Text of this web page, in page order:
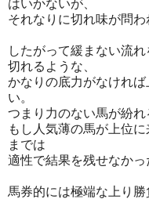
はいかないが、
それなりに切れ味が問わ
したがって緩まない流
切れるような、
かなりの底力がなけれ
い。
つまり力のない馬が紛れ
もし人気薄の馬が上位
までは
適性で結果を残せなかっ
馬券的には極端な上り